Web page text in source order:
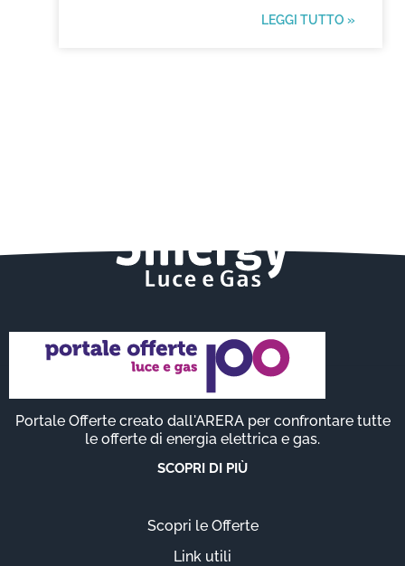
LEGGI TUTTO »
Portale Offerte creato dall'ARERA per confrontare tutte
le offerte di energia elettrica e gas.
SCOPRI DI PIÙ
Scopri le Offerte
Link utili